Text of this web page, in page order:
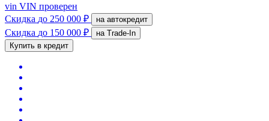
vin VIN проверен
Скидка до 250 000 ₽ на автокредит
Скидка до 150 000 ₽
на Trade-In
Купить в кредит